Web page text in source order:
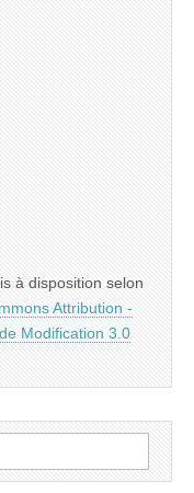
à disposition selon
Attribution -
Modification 3.0